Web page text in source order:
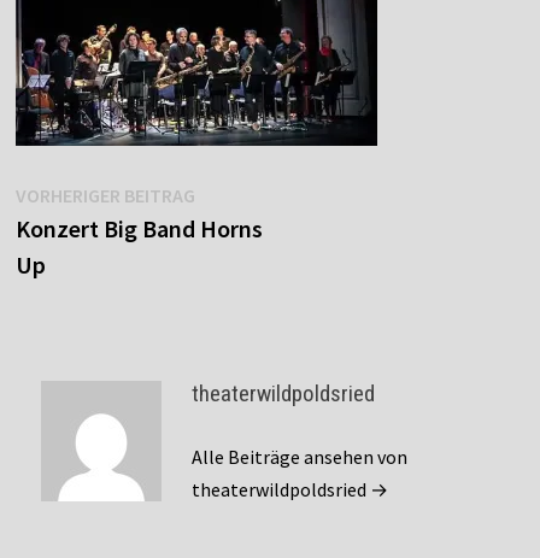
Beitragsnavigation
VORHERIGER BEITRAGVorheriger
Beitrag:
Konzert Big Band Horns
Up
theaterwildpoldsried
Alle Beiträge ansehen von
theaterwildpoldsried →